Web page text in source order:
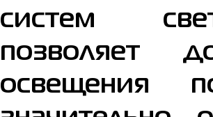
систем
позволяет
освещения